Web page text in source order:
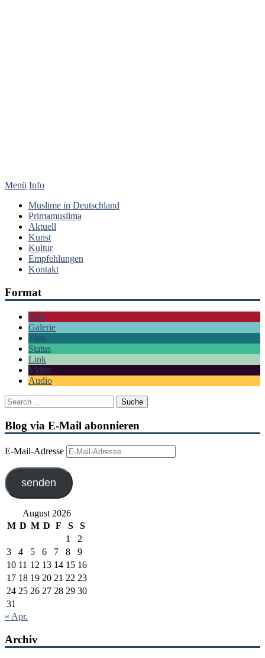
Menü Info
Muslime in Deutschland
Primamuslima
Aktuell
Kunst
Kultur
Empfehlungen
Kontakt
Format
Bild
Galerie
Zitat
Status
Link
Video
Audio
Blog via E-Mail abonnieren
E-Mail-Adresse
senden
August 2026
M D M D F S
S
1
2
3
4 5 6 7 8
9
10 11 12 13 14 15 16
17 18 19 20 21 22 23
24 25 26 27 28 29 30
31
« Apr.
Archiv